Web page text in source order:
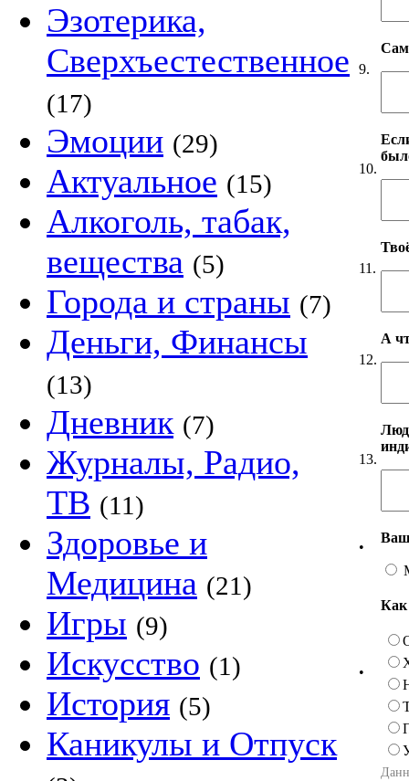
Эзотерика,
Сверхъестественное
(17)
Эмоции (29)
Актуальное (15)
Алкоголь, табак,
вещества (5)
Города и страны (7)
Деньги, Финансы
(13)
Дневник (7)
Журналы, Радио,
ТВ (11)
Здоровье и
Медицина (21)
Игры (9)
Искусство (1)
История (5)
Каникулы и Отпуск
9.
10.
11.
12.
А
13.
•
•
Как